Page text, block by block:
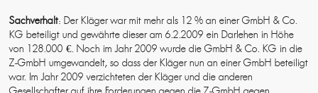
Sachverhalt: Der Kläger war mit mehr als 12 % an einer GmbH & Co.
KG beteiligt und gewährte dieser am 6.2.2009 ein Darlehen in Höhe
von 128.000 €. Noch im Jahr 2009 wurde die GmbH & Co. KG in die
Z-GmbH umgewandelt, so dass der Kläger nun an einer GmbH beteiligt
war. Im Jahr 2009 verzichteten der Kläger und die anderen